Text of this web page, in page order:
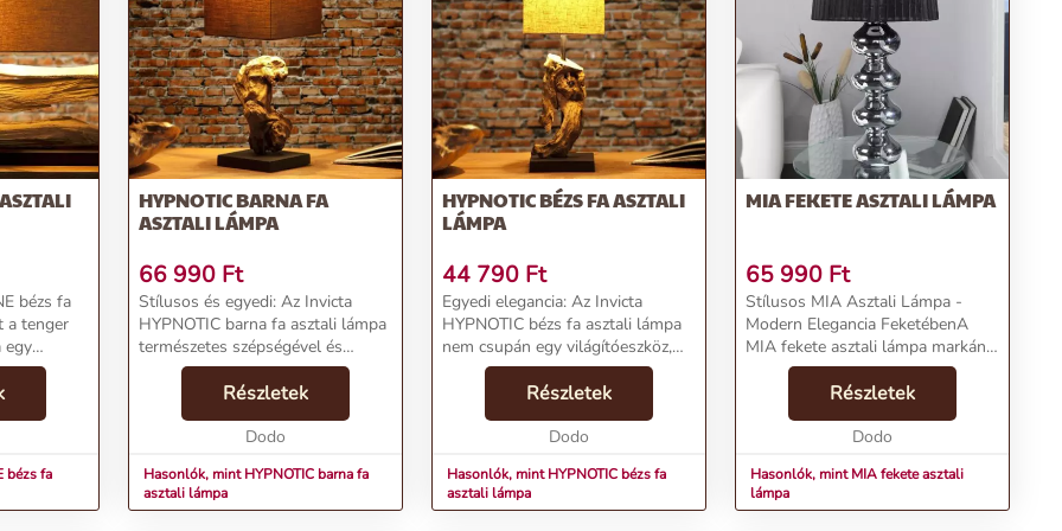
bézs fa
a tenger
egy
tengeri
ez a
bézs fa
HYPNOTIC BARNA FA
ASZTALI LÁMPA
66 990 Ft
Stílusos és egyedi: Az Invicta
HYPNOTIC barna fa asztali lámpa
természetes szépségével és
egyediségével különleges
hangulatot varázsol otthonodba
irodádba.Termékjellemzők:Név:
Részletek
Dodo
Hasonlók, mint HYPNOTIC barna fa
asztali lámpa
HYPNOTIC BÉZS FA ASZTALI
LÁMPA
44 790 Ft
Egyedi elegancia: Az Invicta
HYPNOTIC bézs fa asztali lámpa
nem csupán egy világítóeszköz,
hanem egy művészi darab, amely
otthonodat vagy irodádat
különleges atmoszférával tölti
meg.Termékjellemzők:Né...
Részletek
Dodo
Hasonlók, mint HYPNOTIC bézs fa
asztali lámpa
MIA FEKETE ASZTALI LÁMPA
65 990 Ft
Stílusos MIA Asztali Lámpa -
Modern Elegancia FeketébenA
MIA fekete asztali lámpa markáns
és mégis finom kivitelezésével
kivételes stílust kölcsönöz
bármely térnek. A robosztus
krómozott lámpatestet a...
Részletek
Dodo
Hasonlók, mint MIA fekete asztali
lámpa